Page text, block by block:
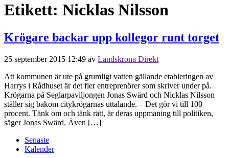
Etikett: Nicklas Nilsson
Krögare backar upp kollegor runt torget
25 september 2015 12:49 av Landskrona Direkt
Att kommunen är ute på grumligt vatten gällande etableringen av
Harrys i Rådhuset är det fler entreprenörer som skriver under på.
Krögarna på Seglarpaviljongen Jonas Swärd och Nicklas Nilsson
ställer sig bakom citykrögarnas uttalande. – Det gör vi till 100
procent. Tänk om och tänk rätt, är deras uppmaning till politiken,
säger Jonas Swärd. Även […]
Senaste
Kalender